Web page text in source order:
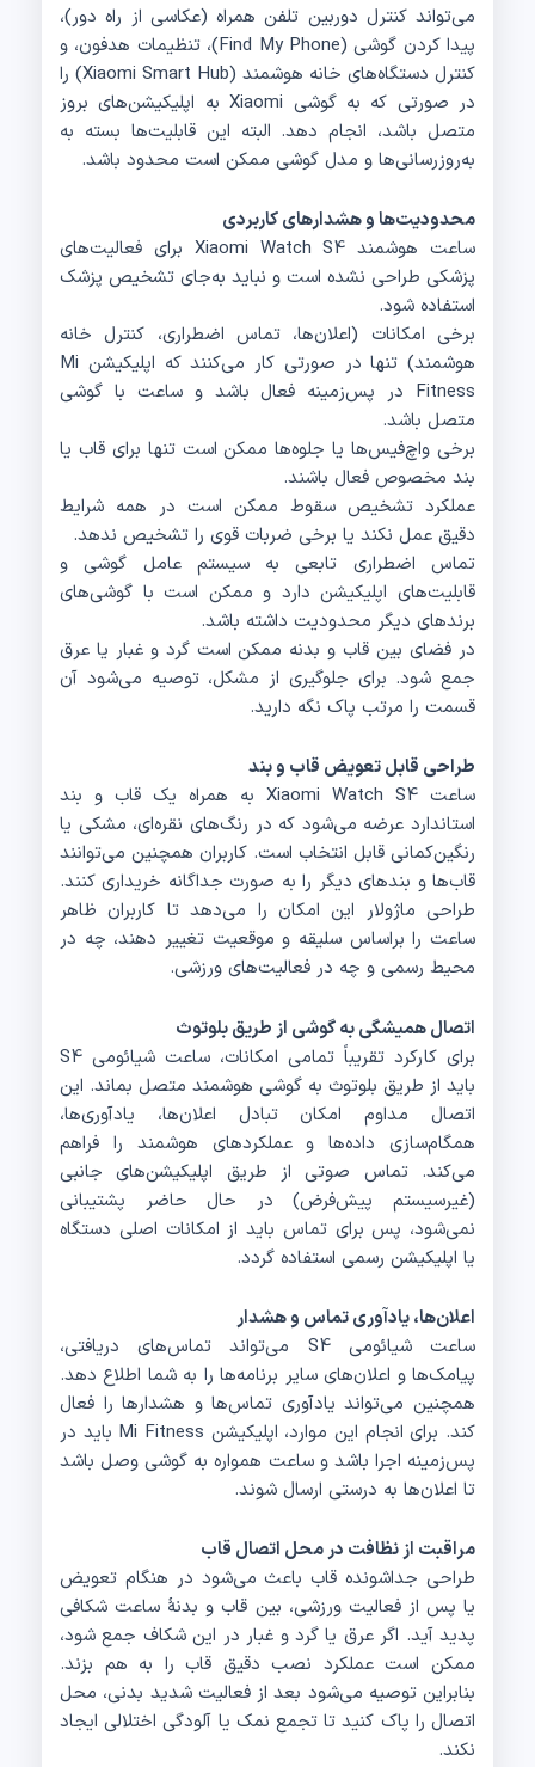
می‌تواند کنترل دوربین تلفن همراه (عکاسی از راه دور)،
پیدا کردن گوشی (Find My Phone)، تنظیمات هدفون، و
کنترل دستگاه‌های خانه هوشمند (Xiaomi Smart Hub) را
در صورتی که به گوشی Xiaomi به اپلیکیشن‌های بروز
متصل باشد، انجام دهد. البته این قابلیت‌ها بسته به
به‌روزرسانی‌ها و مدل گوشی ممکن است محدود باشد.
محدودیت‌ها و هشدارهای کاربردی
ساعت هوشمند Xiaomi Watch S4 برای فعالیت‌های
پزشکی طراحی نشده است و نباید به‌جای تشخیص پزشک
استفاده شود.
برخی امکانات (اعلان‌ها، تماس اضطراری، کنترل خانه
هوشمند) تنها در صورتی کار می‌کنند که اپلیکیشن Mi
Fitness در پس‌زمینه فعال باشد و ساعت با گوشی
متصل باشد.
برخی واچ‌فیس‌ها یا جلوه‌ها ممکن است تنها برای قاب یا
بند مخصوص فعال باشند.
عملکرد تشخیص سقوط ممکن است در همه شرایط
دقیق عمل نکند یا برخی ضربات قوی را تشخیص ندهد.
تماس اضطراری تابعی به سیستم عامل گوشی و
قابلیت‌های اپلیکیشن دارد و ممکن است با گوشی‌های
برندهای دیگر محدودیت داشته باشد.
در فضای بین قاب و بدنه ممکن است گرد و غبار یا عرق
جمع شود. برای جلوگیری از مشکل، توصیه می‌شود آن
قسمت را مرتب پاک نگه دارید.
طراحی قابل تعویض قاب و بند
ساعت Xiaomi Watch S4 به همراه یک قاب و بند
استاندارد عرضه می‌شود که در رنگ‌های نقره‌ای، مشکی یا
رنگین‌کمانی قابل انتخاب است. کاربران همچنین می‌توانند
قاب‌ها و بندهای دیگر را به صورت جداگانه خریداری کنند.
طراحی ماژولار این امکان را می‌دهد تا کاربران ظاهر
ساعت را براساس سلیقه و موقعیت تغییر دهند، چه در
محیط رسمی و چه در فعالیت‌های ورزشی.
اتصال همیشگی به گوشی از طریق بلوتوث
برای کارکرد تقریباً تمامی امکانات، ساعت شیائومی S4
باید از طریق بلوتوث به گوشی هوشمند متصل بماند. این
اتصال مداوم امکان تبادل اعلان‌ها، یادآوری‌ها،
همگام‌سازی داده‌ها و عملکردهای هوشمند را فراهم
می‌کند. تماس صوتی از طریق اپلیکیشن‌های جانبی
(غیرسیستم پیش‌فرض) در حال حاضر پشتیبانی
نمی‌شود، پس برای تماس باید از امکانات اصلی دستگاه
یا اپلیکیشن رسمی استفاده گردد.
اعلان‌ها، یادآوری تماس و هشدار
ساعت شیائومی S4 می‌تواند تماس‌های دریافتی،
پیامک‌ها و اعلان‌های سایر برنامه‌ها را به شما اطلاع دهد.
همچنین می‌تواند یادآوری تماس‌ها و هشدارها را فعال
کند. برای انجام این موارد، اپلیکیشن Mi Fitness باید در
پس‌زمینه اجرا باشد و ساعت همواره به گوشی وصل باشد
تا اعلان‌ها به درستی ارسال شوند.
مراقبت از نظافت در محل اتصال قاب
طراحی جداشونده قاب باعث می‌شود در هنگام تعویض
یا پس از فعالیت ورزشی، بین قاب و بدنهٔ ساعت شکافی
پدید آید. اگر عرق یا گرد و غبار در این شکاف جمع شود،
ممکن است عملکرد نصب دقیق قاب را به هم بزند.
بنابراین توصیه می‌شود بعد از فعالیت شدید بدنی، محل
اتصال را پاک کنید تا تجمع نمک یا آلودگی اختلالی ایجاد
نکند.